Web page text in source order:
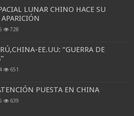
LUNAR CHINO HACE SU
728
EE.UU: “GUERRA DE
651
PUESTA EN CHINA
639